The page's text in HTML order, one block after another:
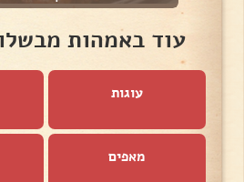
עוד באמהות
עוגות
מאפים